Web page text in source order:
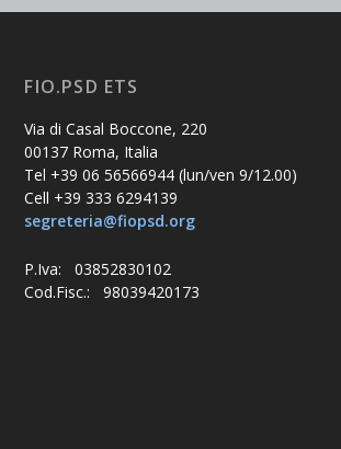
FIO.PSD ETS
Via di Casal Boccone, 220
00137 Roma, Italia
Tel +39 06 56566944 (lun/ven 9/12.00)
Cell +39 333 6294139
segreteria@fiopsd.org
P.Iva: 03852830102
Cod.Fisc.: 98039420173